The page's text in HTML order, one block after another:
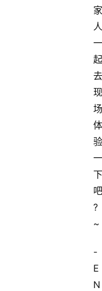
家
人
一
起
去
现
场
体
验
一
下
吧
?
~
-
E
N